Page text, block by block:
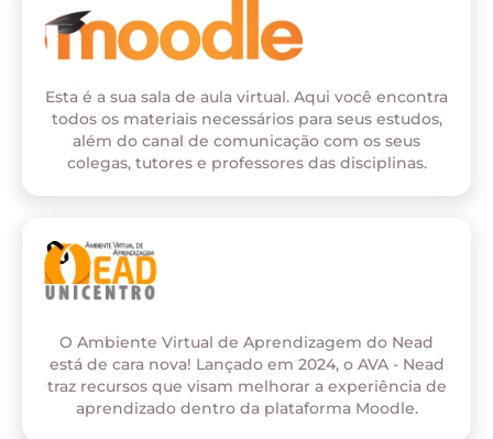
Esta é a sua sala de aula virtual. Aqui você encontra
todos os materiais necessários para seus estudos,
além do canal de comunicação com os seus
colegas, tutores e professores das disciplinas.
O Ambiente Virtual de Aprendizagem do Nead
está de cara nova! Lançado em 2024, o AVA - Nead
traz recursos que visam melhorar a experiência de
aprendizado dentro da plataforma Moodle.